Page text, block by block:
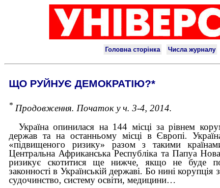
ЩО РУЙНУЄ ДЕМОКРАТІЮ?*
* Продовження. Початок у ч. 3-4, 2014.
Україна опинилася на 144 місці за рівнем
держав та на останньому місці в Європі.
«підвищеного ризику» разом з такими
Центральна Африканська Республіка та Папуа
ризикує скотитися ще нижче, якщо не буде
законності в Українській державі. Бо нині корупція
судочинство, систему освіти, медицини…